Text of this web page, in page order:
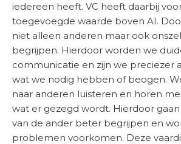
iedereen heeft. VC heeft daarbij
toegevoegde waarde boven AI.
niet alleen anderen maar ook
begrijpen. Hierdoor worden we
communicatie en zijn we preciezer
wat we nodig hebben of beogen.
naar anderen luisteren en horen
wat er gezegd wordt. Hierdoor
van de ander beter begrijpen en
problemen voorkomen. Deze